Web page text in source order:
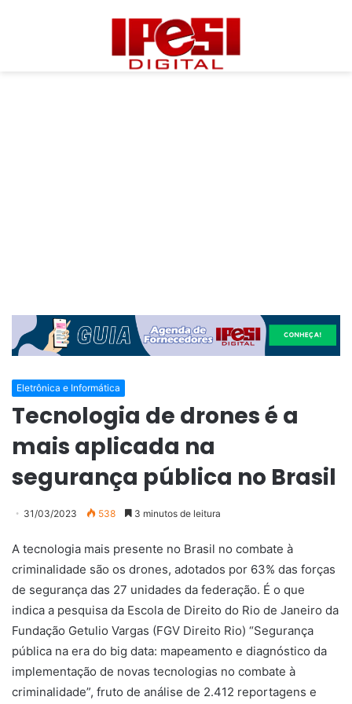
Eletrônica e Informática
Tecnologia de drones é a
mais aplicada na
segurança pública no Brasil
31/03/2023 538 3 minutos de leitura
A tecnologia mais presente no Brasil no combate à
criminalidade são os drones, adotados por 63% das forças
de segurança das 27 unidades da federação. É o que
indica a pesquisa da Escola de Direito do Rio de Janeiro da
Fundação Getulio Vargas (FGV Direito Rio) “Segurança
pública na era do big data: mapeamento e diagnóstico da
implementação de novas tecnologias no combate à
criminalidade”, fruto de análise de 2.412 reportagens e